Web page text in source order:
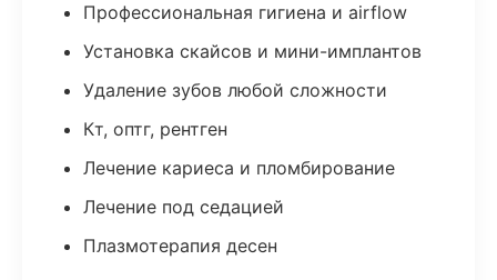
Профессиональная гигиена и airflow
Установка скайсов и мини-имплантов
Удаление зубов любой сложности
Кт, оптг, рентген
Лечение кариеса и пломбирование
Лечение под седацией
Плазмотерапия десен